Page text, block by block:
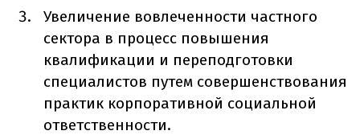
Увеличение вовлеченности частного
сектора в процесс повышения
квалификации и переподготовки
специалистов путем совершенствования
практик корпоративной социальной
ответственности.